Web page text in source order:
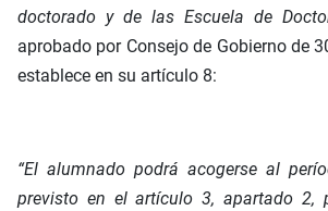
doctorado y de las Escuela de
aprobado por Consejo de Gobierno de
establece en su artículo 8:
“El alumnado podrá acogerse al
previsto en el artículo 3, apartado 2,